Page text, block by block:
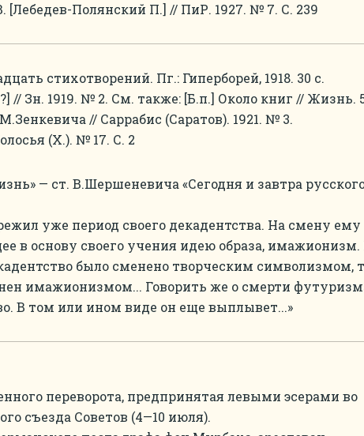
[Лебедев-Полянский П.] // ПиР. 1927. № 7. С. 239
стихотворений. Пг.: Гиперборей, 1918. 30 с.
// Зн. 1919. № 2. См. также: [Б.п.] Около книг // Жизнь.
// Саррабис (Саратов). 1921. № 3.
(Х.). № 17. С. 2
— ст. В.Шершеневича «Сегодня и завтра
уже период своего декадентства. На смену ему
в основу своего учения идею образа, имажионизм.
было сменено творческим символизмом,
имажионизмом... Говорить же о смерти
В том или ином виде он еще выплывет...»
переворота, предпринятая левыми эсерами во
съезда Советов (4—10 июля).